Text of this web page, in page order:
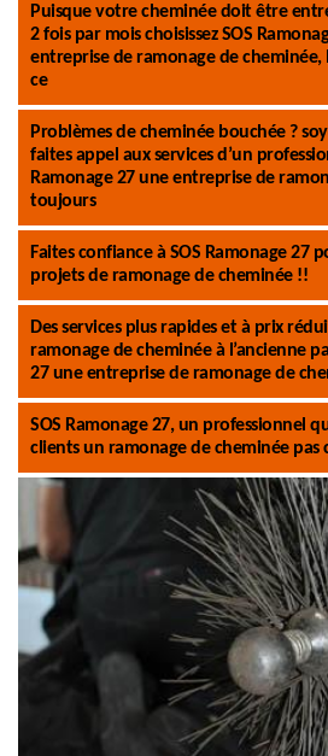
Puisque votre cheminée doit être
2 fois par mois choisissez SOS
entreprise de ramonage de cheminée,
ce
Problèmes de cheminée bouchée ?
faites appel aux services d’un
Ramonage 27 une entreprise de
toujours
Faites confiance à SOS Ramonage 27
projets de ramonage de cheminée !!
Des services plus rapides et à prix
ramonage de cheminée à l’ancienne
27 une entreprise de ramonage de
SOS Ramonage 27, un professionnel
clients un ramonage de cheminée pas